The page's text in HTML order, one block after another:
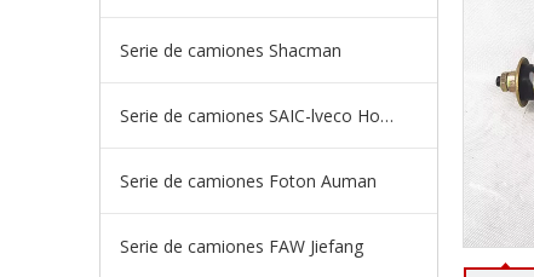
Serie de camiones Shacman
Serie de camiones SAIC-lveco Hongyan
Serie de camiones Foton Auman
Serie de camiones FAW Jiefang